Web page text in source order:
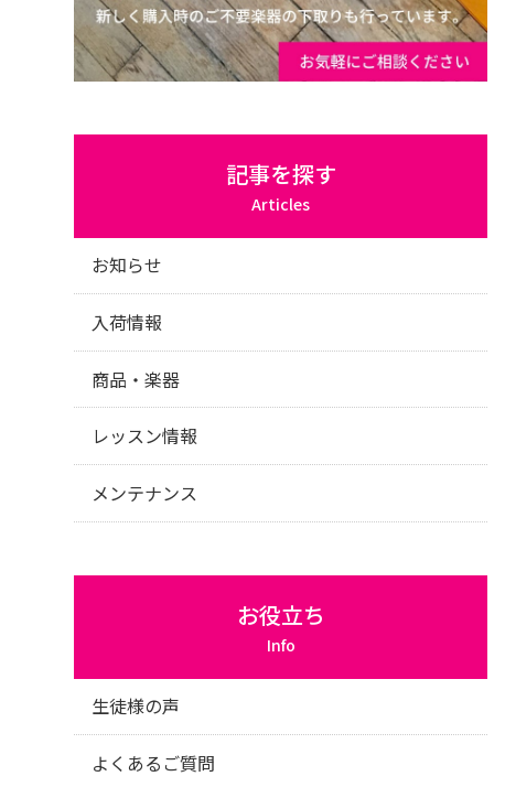
記事を探す
Articles
お知らせ
入荷情報
商品・楽器
レッスン情報
メンテナンス
お役立ち
Info
生徒様の声
よくあるご質問